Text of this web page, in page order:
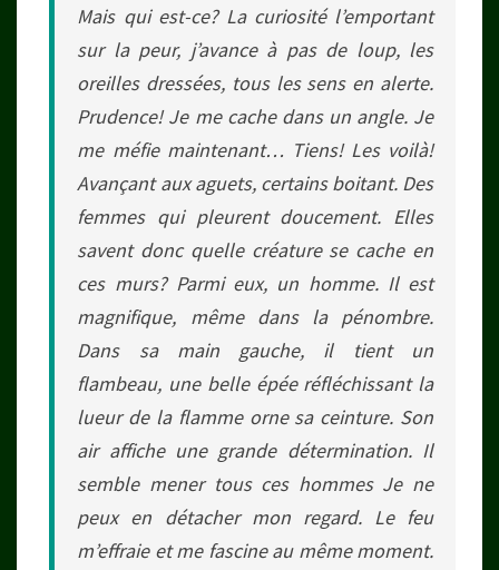
Mais qui est-ce? La curiosité l’emportant
sur la peur, j’avance à pas de loup, les
oreilles dressées, tous les sens en alerte.
Prudence! Je me cache dans un angle. Je
me méfie maintenant… Tiens! Les voilà!
Avançant aux aguets, certains boitant. Des
femmes qui pleurent doucement. Elles
savent donc quelle créature se cache en
ces murs? Parmi eux, un homme. Il est
magnifique, même dans la pénombre.
Dans sa main gauche, il tient un
flambeau, une belle épée réfléchissant la
lueur de la flamme orne sa ceinture. Son
air affiche une grande détermination. Il
semble mener tous ces hommes Je ne
peux en détacher mon regard. Le feu
m’effraie et me fascine au même moment.